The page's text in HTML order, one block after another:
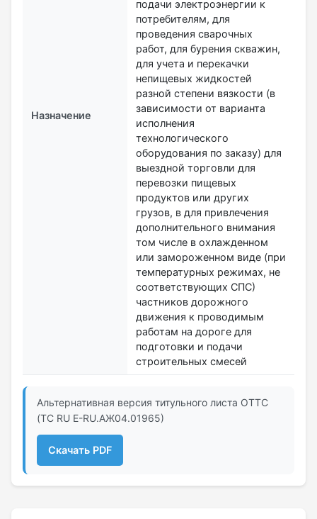
Назначение
подачи электроэнергии к
потребителям, для
проведения сварочных
работ, для бурения скважин,
для учета и перекачки
непищевых жидкостей
разной степени вязкости (в
зависимости от варианта
исполнения
технологического
оборудования по заказу) для
выездной торговли для
перевозки пищевых
продуктов или других
грузов, в для привлечения
дополнительного внимания
том числе в охлажденном
или замороженном виде (при
температурных режимах, не
соответствующих СПС)
частников дорожного
движения к проводимым
работам на дороге для
подготовки и подачи
строительных смесей
Альтернативная версия титульного листа ОТТС
(ТС RU Е-RU.АЖ04.01965)
Скачать PDF